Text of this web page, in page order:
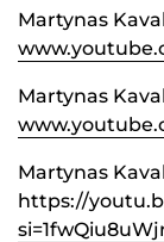
Martynas
Martynas
Martynas
https://